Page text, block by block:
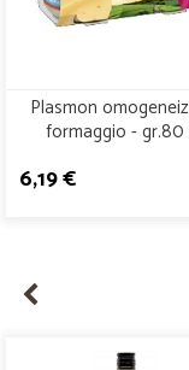
Plasmon
formaggio - gr.80
6,19 €